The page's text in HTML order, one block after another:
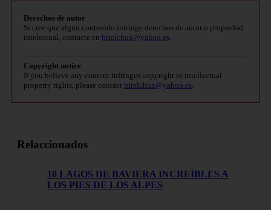
Derechos de autor
Si cree que algún contenido infringe derechos de autor o propiedad
intelectual, contacte en bitelchux@yahoo.es
Copyright notice
If you believe any content infringes copyright or intellectual
property rights, please contact bitelchux@yahoo.es
Relaccionados
10 LAGOS DE BAVIERA INCREÍBLES A
LOS PIES DE LOS ALPES